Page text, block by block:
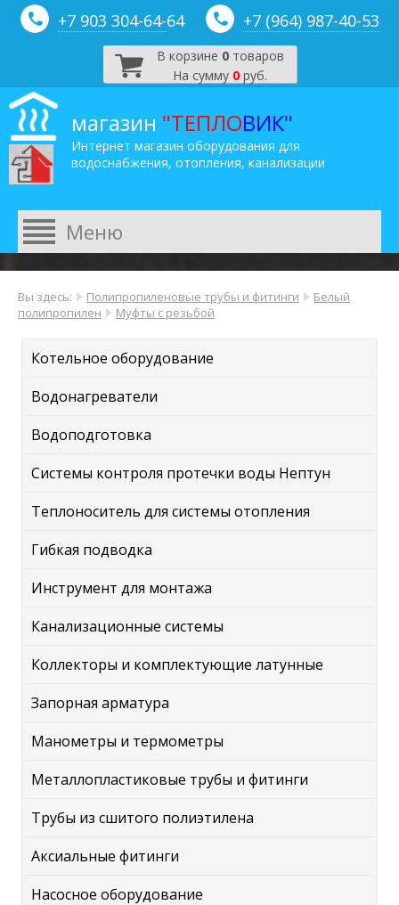
+7 903 304-64-64 +7 (964) 987-40-53
В корзине 0товаров
На сумму 0 руб.
магазин "ТЕПЛОВИК"
Интернет магазин оборудования для
водоснабжения, отопления, канализации
Вы здесь: Полипропиленовые трубы и фитинги
Белый
полипропилен
Муфты с резьбой
Котельное оборудование
Водонагреватели
Водоподготовка
Системы контроля протечки воды Нептун
Теплоноситель для системы отопления
Гибкая подводка
Инструмент для монтажа
Канализационные системы
Коллекторы и комплектующие латунные
Запорная арматура
Манометры и термометры
Металлопластиковые трубы и фитинги
Трубы из сшитого полиэтилена
Аксиальные фитинги
Насосное оборудование